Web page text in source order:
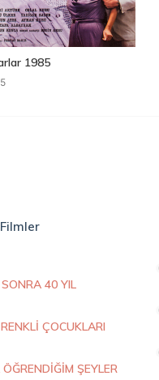
1985
40 YIL
ÇOCUKLARI
ŞEYLER